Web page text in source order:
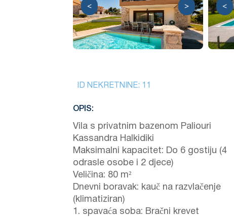
< > <
ID NEKRETNINE: 11
OPIS:
Vila s privatnim bazenom Paliouri
Kassandra Halkidiki
Maksimalni kapacitet: Do 6 gostiju (4
odrasle osobe i 2 djece)
Veličina: 80 m²
Dnevni boravak: kauč na razvlačenje
(klimatiziran)
1. spavaća soba: Bračni krevet